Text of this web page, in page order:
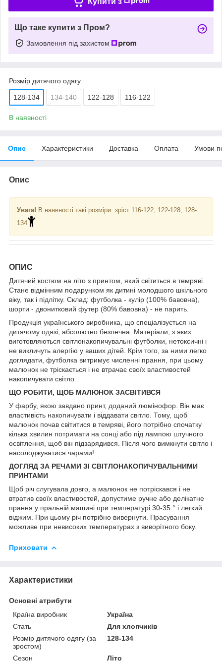
Що таке купити з Пром?
Замовлення під захистом
Розмір дитячого одягу
128-134 134-140 122-128 116-122
В наявності
Опис Характеристики Доставка Оплата Умови
Опис
Увага! В наявності такі розміри: зріст 116-122, 122-128, 128-
134
ОПИС
Дитячий костюм на літо з принтом, який світиться в темряві.
Стане відмінним подарунком як дитині молодшого шкільного
віку, так і підлітку. Склад: футболка - кулір (100% бавовна),
шорти - двонитковий футер (80% бавовна) - не парить.
Продукція українського виробника, що спеціалізується на
дитячому одязі, абсолютно безпечна. Матеріали, з яких
виготовляються світлонакопичувальні футболки, нетоксичні і
не викличуть алергію у ваших дітей. Крім того, за ними легко
доглядати, футболка витримує численні прання, при цьому
малюнок не тріскається і не втрачає своїх властивостей
накопичувати світло.
ЩО РОБИТИ, ЩОБ МАЛЮНОК ЗАСВІТИВСЯ
У фарбу, якою завдано принт, доданий люмінофор. Він має
властивість накопичувати і віддавати світло. Тому, щоб
малюнок почав світитися в темряві, його потрібно спочатку
кілька хвилин потримати на сонці або під лампою штучного
освітлення, щоб він підзарядився. Після чого вимкнути світло і
насолоджуватися чарами!
ДОГЛЯД ЗА РЕЧАМИ ЗІ СВІТЛОНАКОПИЧУВАЛЬНИМИ
ПРИНТАМИ
Щоб річ слугувала довго, а малюнок не потріскався і не
втратив своїх властивостей, допустиме ручне або делікатне
прання у пральній машині при температурі 30-35 ° і легкий
віджим. При цьому річ потрібно вивернути. Прасування
можливе при невисоких температурах з виворітного боку.
Приховати
Характеристики
Основні атрибути
Країна виробник
Україна
Стать
Для хлопчиків
Розмір дитячого одягу (за
зростом)
128-134
Сезон Літо